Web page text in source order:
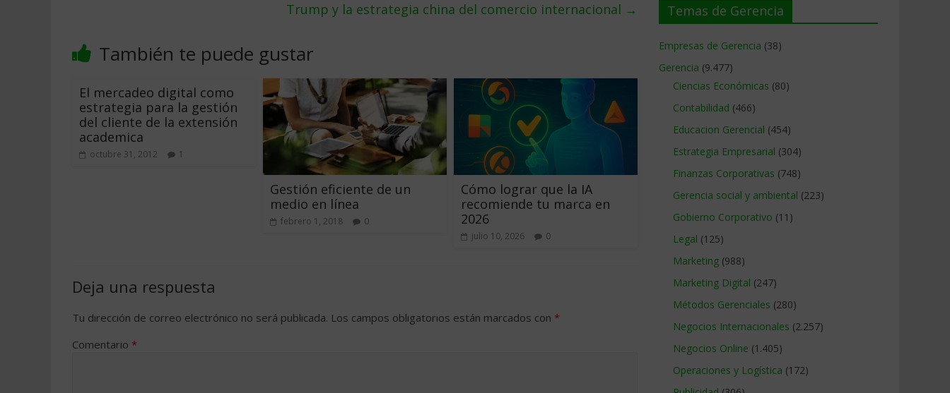
Trump y la estrategia china del comercio internacional →
También te puede gustar
El mercadeo digital como
estrategia para la gestión
del cliente de la extensión
academica
octubre 31, 2012 1
Gestión eficiente de un
medio en línea
febrero 1, 2018 0
Cómo lograr que la IA
recomiende tu marca en
2026
julio 10, 2026 0
Deja una respuesta
Tu dirección de correo electrónico no será publicada. Los campos obligatorios están marcados con *
Comentario *
Temas de Gerencia
Empresas de Gerencia (38)
Gerencia (9.477)
Ciencias Económicas (80)
Contabilidad (466)
Educacion Gerencial (454)
Estrategia Empresarial (304)
Finanzas Corporativas (748)
Gerencia social y ambiental (223)
Gobierno Corporativo (11)
Legal (125)
Marketing (988)
Marketing Digital (247)
Métodos Gerenciales (280)
Negocios Internacionales (2.257)
Negocios Online (1.405)
Operaciones y Logística (172)